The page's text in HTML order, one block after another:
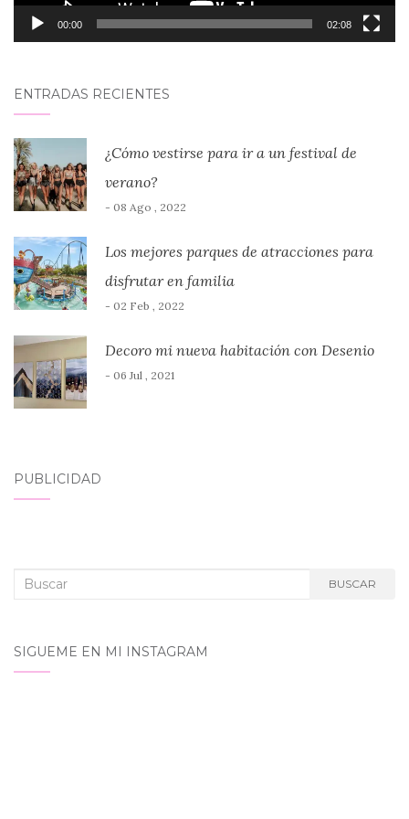
00:00 02:08
ENTRADAS RECIENTES
¿Cómo vestirse para ir a un festival de
verano?
- 08 Ago , 2022
Los mejores parques de atracciones para
disfrutar en familia
- 02 Feb , 2022
Decoro mi nueva habitación con Desenio
- 06 Jul , 2021
PUBLICIDAD
Buscar: BUSCAR
SIGUEME EN MI INSTAGRAM